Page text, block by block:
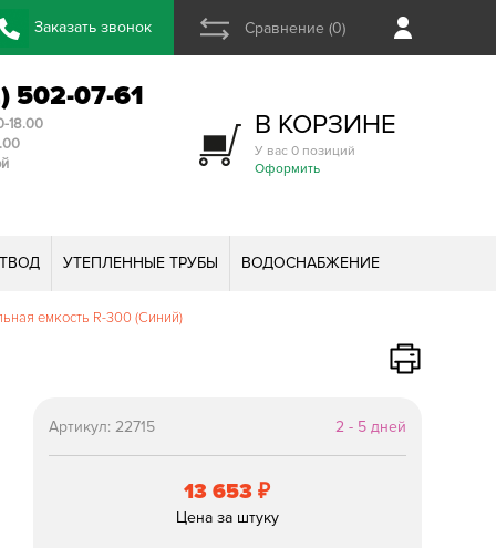
Заказать звонок Сравнение (0)
502-07-61
18.00
В КОРЗИНЕ
У вас 0 позиций
Оформить
УТЕПЛЕННЫЕ ТРУБЫ ВОДОСНАБЖЕНИЕ
емкость R-300 (Синий)
2 - 5 дней
Артикул:22715
13 653₽
Цена за штуку